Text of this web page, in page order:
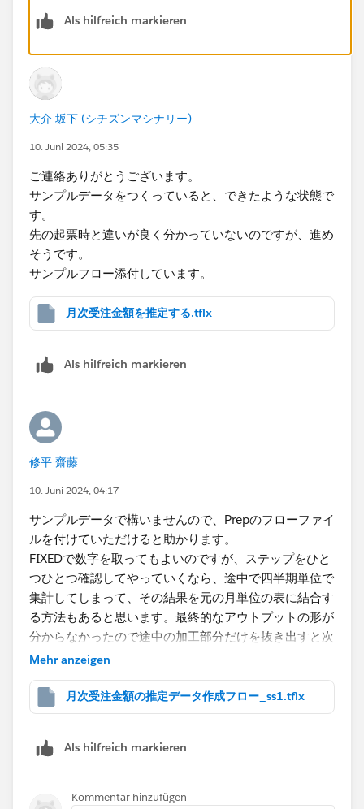
Als hilfreich markieren
大介 坂下 (シチズンマシナリー)
10. Juni 2024, 05:35
ご連絡ありがとうございます。
サンプルデータをつくっていると、できたような状態で
す。
先の起票時と違いが良く分かっていないのですが、進め
そうです。
サンプルフロー添付しています。
月次受注金額を推定する.tflx
Als hilfreich markieren
修平 齋藤
10. Juni 2024, 04:17
サンプルデータで構いませんので、Prepのフローファイ
ルを付けていただけると助かります。
FIXEDで数字を取ってもよいのですが、ステップをひと
つひとつ確認してやっていくなら、途中で四半期単位で
集計してしまって、その結果を元の月単位の表に結合す
る方法もあると思います。最終的なアウトプットの形が
分からなかったので途中の加工部分だけを抜き出すと次
のような例になります。
Mehr anzeigen
月次受注金額の推定データ作成フロー_ss1.tflx
Als hilfreich markieren
Kommentar hinzufügen